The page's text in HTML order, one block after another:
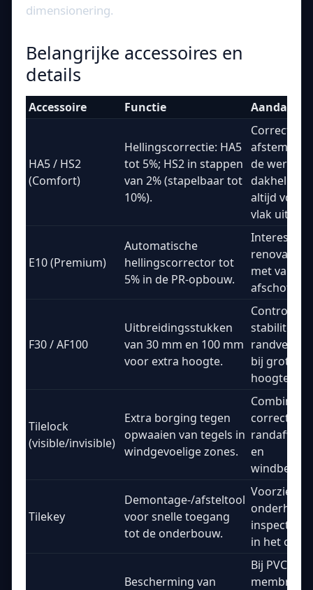
dimensionering.
Belangrijke accessoires en
details
Accessoire Functie
HA5 / HS2
(Comfort)
Hellingscorrectie: HA5
tot 5%; HS2 in stappen
van 2% (stapelbaar tot
10%).
Correctie
de
dakhelling
altijd
vlak
E10 (Premium)
Automatische
hellingscorrector tot
5% in de PR-opbouw.
met
F30 / AF100
Uitbreidingsstukken
van 30 mm en 100 mm
voor extra hoogte.
Controleer
stabiliteit
bij grotere
hoogtes.
Tilelock
(visible/invisible)
Extra borging tegen
opwaaien van tegels in
windgevoelige zones.
Combineer
correcte
en
Tilekey
Demontage-/afsteltool
voor snelle toegang
tot de onderbouw.
Voorzie
in het
Bescherming van
Bij PVC-